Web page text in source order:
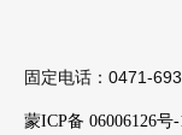
固定电话：0471-
蒙ICP备 06006126号-